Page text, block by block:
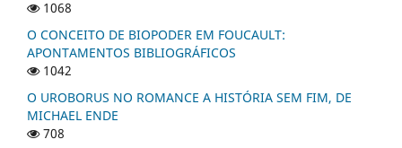
1068
O CONCEITO DE BIOPODER EM FOUCAULT:
APONTAMENTOS BIBLIOGRÁFICOS
1042
O UROBORUS NO ROMANCE A HISTÓRIA SEM FIM, DE
MICHAEL ENDE
708